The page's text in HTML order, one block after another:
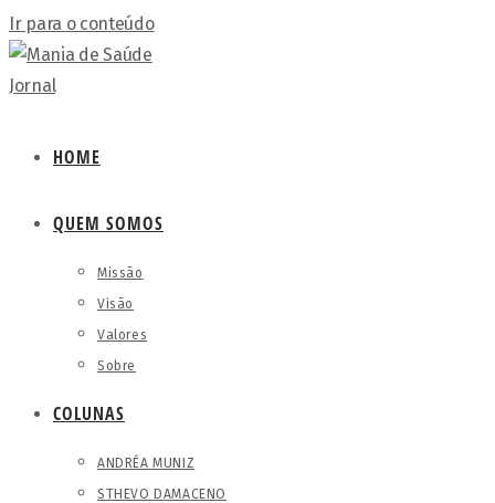
Ir para o conteúdo
HOME
QUEM SOMOS
Missão
Visão
Valores
Sobre
COLUNAS
ANDRÉA MUNIZ
STHEVO DAMACENO